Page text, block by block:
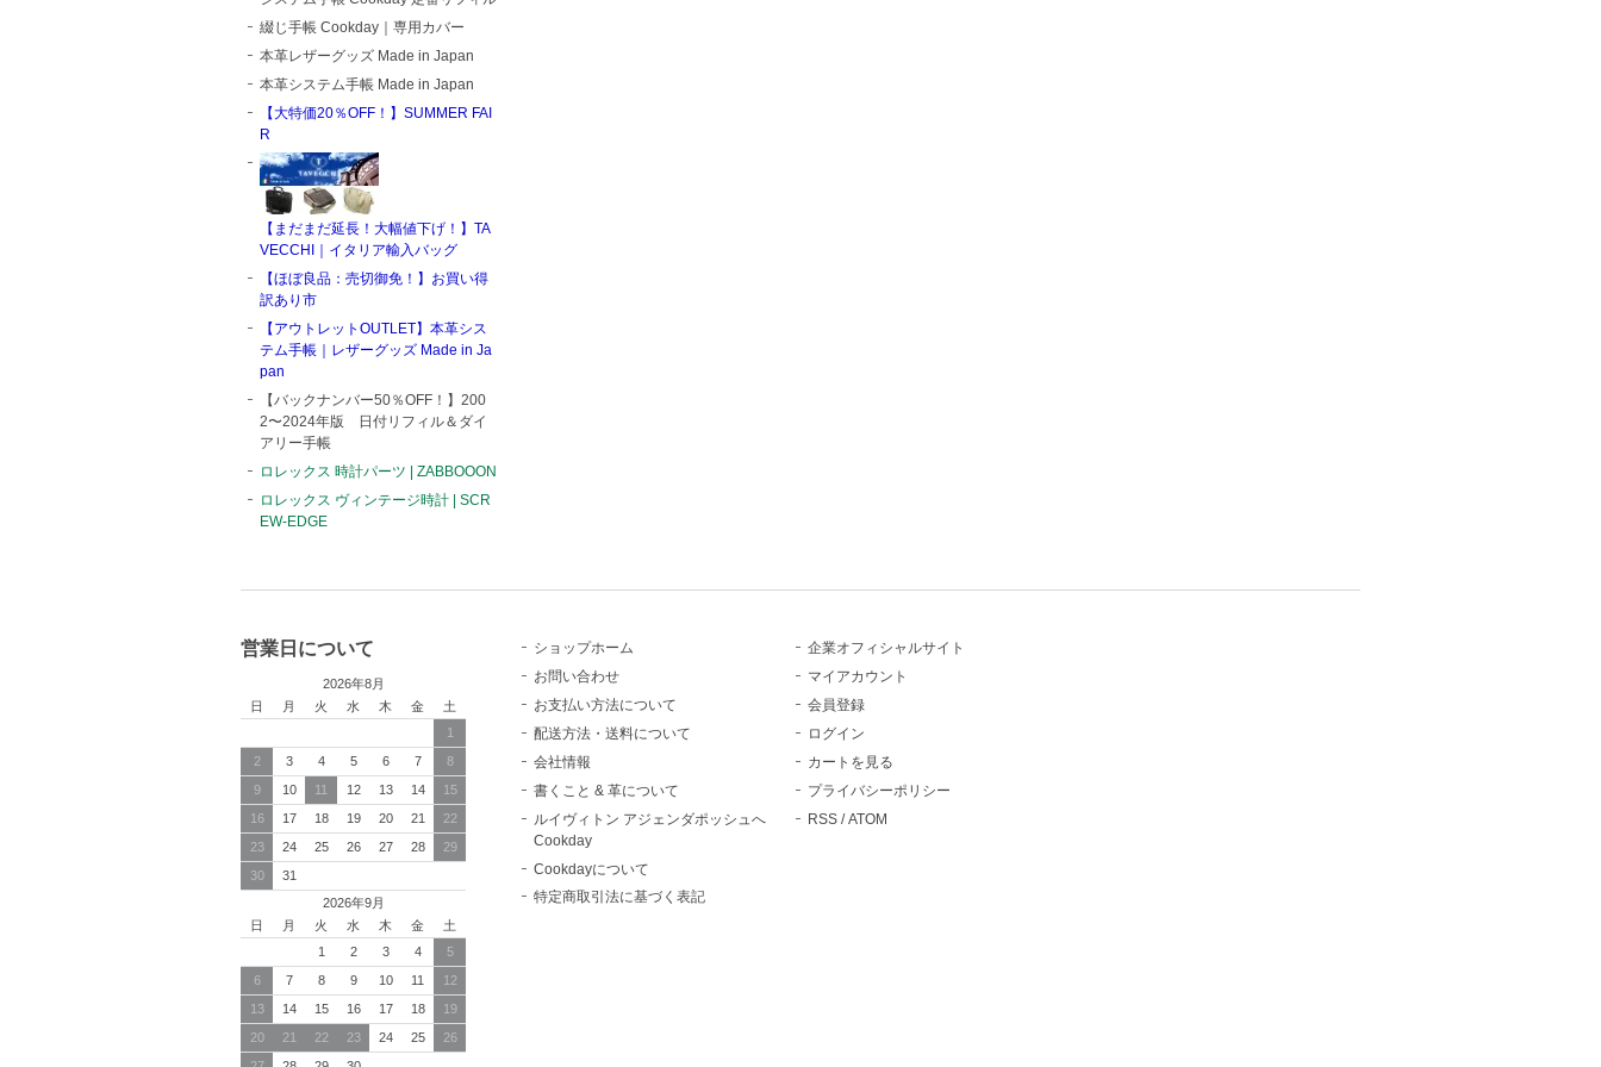
綴じ手帳 Cookday｜専用カバー
本革レザーグッズ Made in Japan
本革システム手帳 Made in Japan
【大特価20％OFF！】SUMMER FAI
R
【まだまだ延長！大幅値下げ！】TA
VECCHI｜イタリア輸入バッグ
【ほぼ良品：売切御免！】お買い得
訳あり市
【アウトレットOUTLET】本革シス
テム手帳｜レザーグッズ Made in Ja
pan
【バックナンバー50％OFF！】200
2〜2024年版 日付リフィル＆ダイ
アリー手帳
ロレックス 時計パーツ | ZABBOOON
ロレックス ヴィンテージ時計 | SCR
EW-EDGE
営業日について
2026年8月
日
月 火 水 木 金
土
1
2
3 4 5 6 7
8
9
10 11 12 13 14
15
16
17 18 19 20 21
22
23
24 25 26 27 28
29
30
31
2026年9月
日
月 火 水 木 金
土
1
2 3 4
5
6
7 8 9 10 11
12
13
14 15 16 17 18
19
20
21 22 23 24 25
26
ショップホーム
お問い合わせ
お支払い方法について
配送方法・送料について
会社情報
書くこと & 革について
ルイヴィトン アジェンダポッシュへ
Cookday
Cookdayについて
特定商取引法に基づく表記
企業オフィシャルサイト
マイアカウント
会員登録
ログイン
カートを見る
プライバシーポリシー
RSS /ATOM